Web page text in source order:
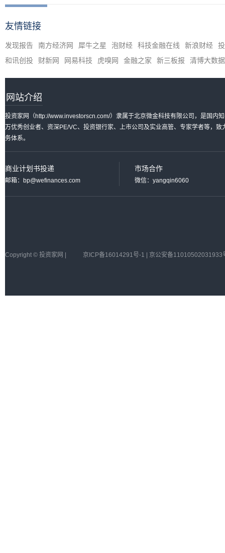
友情链接
发现报告 南方经济网 犀牛之星 泡财经 科技金融在线 新浪财经
和讯创投
财新网 网易科技 虎嗅网 金融之家 新三板报 清博大数据
网站介绍
投资家网（http://www.investorscn.com/）隶属于北京微金科技有限公司，是国内
万优秀创业者、资深PE/VC、投资银行家、上市公司及实业高管、专家学者等，
务体系。
商业计划书投递
邮箱：bp@wefinances.com
市场合作
微信：yangqin6060
Copyright © 投资家网 | 京ICP备16014291号-1 | 京公安备11010502031933